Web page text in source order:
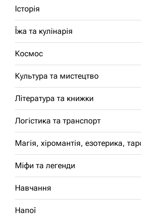
Історія
Їжа та кулінарія
Космос
Культура та мистецтво
Література та книжки
Логістика та транспорт
Магія, хіромантія, езотерика,
Міфи та легенди
Навчання
Напої